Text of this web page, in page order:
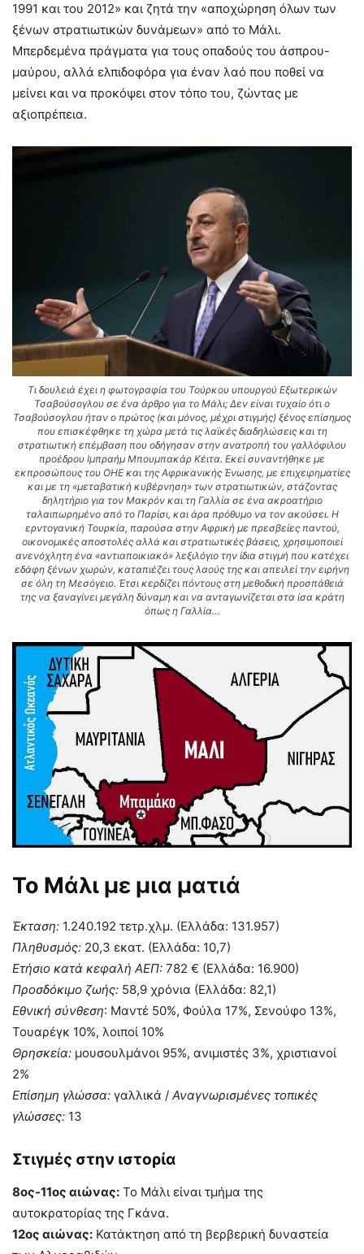
1991 και του 2012» και ζητά την «αποχώρηση όλων των
ξένων στρατιωτικών δυνάμεων» από το Μάλι.
Μπερδεμένα πράγματα για τους οπαδούς του άσπρου-
μαύρου, αλλά ελπιδοφόρα για έναν λαό που ποθεί να
μείνει και να προκόψει στον τόπο του, ζώντας με
αξιοπρέπεια.
Τι δουλειά έχει η φωτογραφία του Τούρκου υπουργού Εξωτερικών
Τσαβούσογλου σε ένα άρθρο για το Μάλι; Δεν είναι τυχαίο ότι ο
Τσαβούσογλου ήταν ο πρώτος (και μόνος, μέχρι στιγμής) ξένος επίσημος
που επισκέφθηκε τη χώρα μετά τις λαϊκές διαδηλώσεις και τη
στρατιωτική επέμβαση που οδήγησαν στην ανατροπή του γαλλόφιλου
προέδρου Ιμπραήμ Μπουμπακάρ Κέιτα. Εκεί συναντήθηκε με
εκπροσώπους του ΟΗΕ και της Αφρικανικής Ένωσης, με επιχειρηματίες
και με τη «μεταβατική κυβέρνηση» των στρατιωτικών, στάζοντας
δηλητήριο για τον Μακρόν και τη Γαλλία σε ένα ακροατήριο
ταλαιπωρημένο από το Παρίσι, και άρα πρόθυμο να τον ακούσει. Η
ερντογανική Τουρκία, παρούσα στην Αφρική με πρεσβείες παντού,
οικονομικές αποστολές αλλά και στρατιωτικές βάσεις, χρησιμοποιεί
ανενόχλητη ένα «αντιαποικιακό» λεξιλόγιο την ίδια στιγμή που κατέχει
εδάφη ξένων χωρών, καταπιέζει τους λαούς της και απειλεί την ειρήνη
σε όλη τη Μεσόγειο. Έτσι κερδίζει πόντους στη μεθοδική προσπάθειά
της να ξαναγίνει μεγάλη δύναμη και να ανταγωνίζεται στα ίσα κράτη
όπως η Γαλλία…
Το Μάλι με μια ματιά
Έκταση: 1.240.192 τετρ.χλμ. (Ελλάδα: 131.957)
Πληθυσμός: 20,3 εκατ. (Ελλάδα: 10,7)
Ετήσιο κατά κεφαλή ΑΕΠ: 782 € (Ελλάδα: 16.900)
Προσδόκιμο ζωής: 58,9 χρόνια (Ελλάδα: 82,1)
Εθνική σύνθεση: Μαντέ 50%, Φούλα 17%, Σενούφο 13%,
Τουαρέγκ 10%, λοιποί 10%
Θρησκεία: μουσουλμάνοι 95%, ανιμιστές 3%, χριστιανοί
2%
Επίσημη γλώσσα: γαλλικά / Αναγνωρισμένες τοπικές
γλώσσες: 13
Στιγμές στην ιστορία
8ος-11ος αιώνας: Το Μάλι είναι τμήμα της
αυτοκρατορίας της Γκάνα.
12ος αιώνας: Κατάκτηση από τη βερβερική δυναστεία